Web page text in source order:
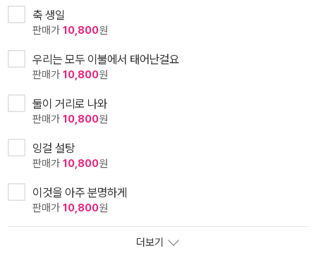
축 생일
판매가 10,800원
우리는 모두 이불에서 태어난걸요
판매가 10,800원
둘이 거리로 나와
판매가 10,800원
잉걸 설탕
판매가 10,800원
이것을 아주 분명하게
판매가 10,800원
더보기